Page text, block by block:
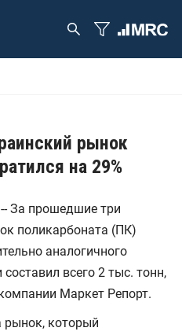
рынок
на 29%
За прошедшие три
поликарбоната (ПК)
аналогичного
всего 2 тыс. тонн,
Маркет Репорт.
рынок, который